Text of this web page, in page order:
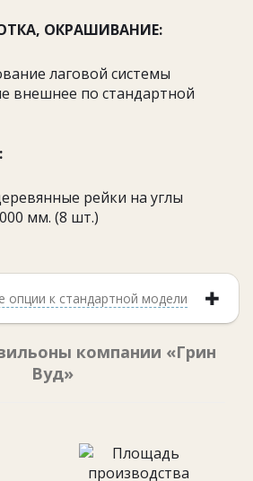
ОКРАШИВАНИЕ:
лаговой системы
внешнее по стандартной
рейки на углы
мм. (8 шт.)
опции к стандартной модели
компании «Грин
Вуд»